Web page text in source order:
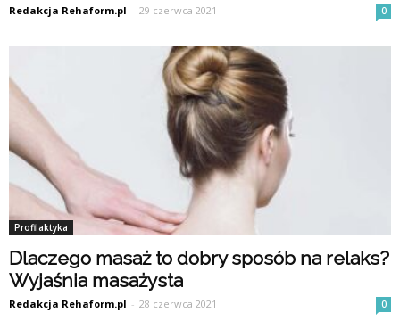
Redakcja Rehaform.pl - 29 czerwca 2021 0
Profilaktyka
Dlaczego masaż to dobry sposób na relaks?
Wyjaśnia masażysta
Redakcja Rehaform.pl - 28 czerwca 2021 0